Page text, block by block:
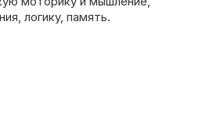
логику, память.